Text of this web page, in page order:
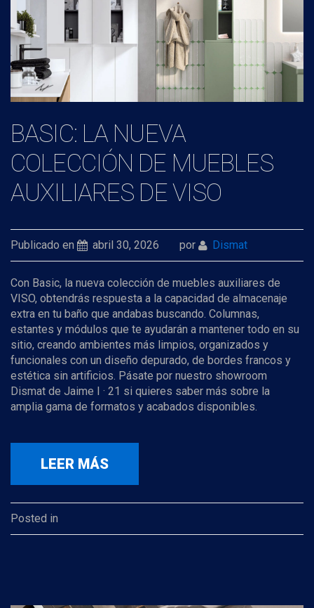
BASIC: LA NUEVA
COLECCIÓN DE MUEBLES
AUXILIARES DE VISO
Publicado en abril 30, 2026 por Dismat
Con Basic, la nueva colección de muebles auxiliares de
VISO, obtendrás respuesta a la capacidad de almacenaje
extra en tu baño que andabas buscando. Columnas,
estantes y módulos que te ayudarán a mantener todo en su
sitio, creando ambientes más limpios, organizados y
funcionales con un diseño depurado, de bordes francos y
estética sin artificios. Pásate por nuestro showroom
Dismat de Jaime I · 21 si quieres saber más sobre la
amplia gama de formatos y acabados disponibles.
LEER MÁS
Posted in